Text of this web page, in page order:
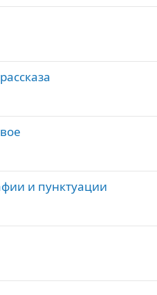
и пунктуации